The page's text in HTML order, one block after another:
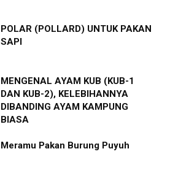
POLAR (POLLARD) UNTUK PAKAN
SAPI
MENGENAL AYAM KUB (KUB-1
DAN KUB-2), KELEBIHANNYA
DIBANDING AYAM KAMPUNG
BIASA
Meramu Pakan Burung Puyuh